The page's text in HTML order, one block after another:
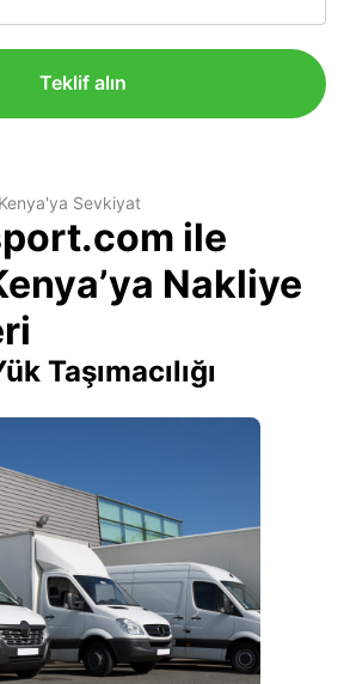
Teklif alın
Sevkiyat
ile
Nakliye
Taşımacılığı